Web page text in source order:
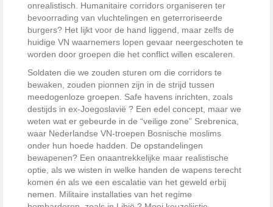
onrealistisch. Humanitaire corridors organiseren ter
bevoorrading van vluchtelingen en geterroriseerde
burgers? Het lijkt voor de hand liggend, maar zelfs de
huidige VN waarnemers lopen gevaar neergeschoten te
worden door groepen die het conflict willen escaleren.
Soldaten die we zouden sturen om die corridors te
bewaken, zouden pionnen zijn in de strijd tussen
meedogenloze groepen. Safe havens inrichten, zoals
destijds in ex-Joegoslavië ? Een edel concept, maar we
weten wat er gebeurde in de “veilige zone” Srebrenica,
waar Nederlandse VN-troepen Bosnische moslims
onder hun hoede hadden. De opstandelingen
bewapenen? Een onaantrekkelijke maar realistische
optie, als we wisten in welke handen de wapens terecht
komen én als we een escalatie van het geweld erbij
nemen. Militaire installaties van het regime